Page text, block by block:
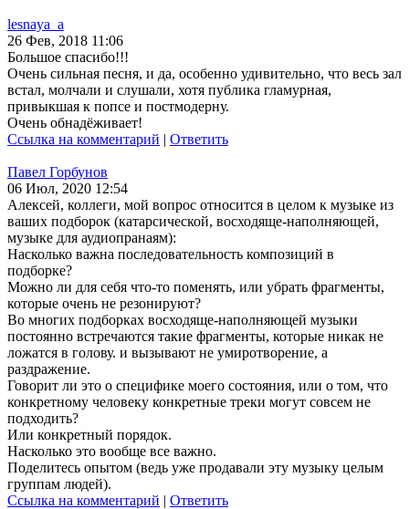
lesnaya_a
26 Фев, 2018 11:06
Большое спасибо!!!
Очень сильная песня, и да, особенно удивительно, что весь зал
встал, молчали и слушали, хотя публика гламурная,
привыкшая к попсе и постмодерну.
Очень обнадёживает!
Ссылка на комментарий | Ответить
Павел Горбунов
06 Июл, 2020 12:54
Алексей, коллеги, мой вопрос относится в целом к музыке из
ваших подборок (катарсической, восходяще-наполняющей,
музыке для аудиопранаям):
Насколько важна последовательность композиций в
подборке?
Можно ли для себя что-то поменять, или убрать фрагменты,
которые очень не резонируют?
Во многих подборках восходяще-наполняющей музыки
постоянно встречаются такие фрагменты, которые никак не
ложатся в голову. и вызывают не умиротворение, а
раздражение.
Говорит ли это о специфике моего состояния, или о том, что
конкретному человеку конкретные треки могут совсем не
подходить?
Или конкретный порядок.
Насколько это вообще все важно.
Поделитесь опытом (ведь уже продавали эту музыку целым
группам людей).
Ссылка на комментарий | Ответить